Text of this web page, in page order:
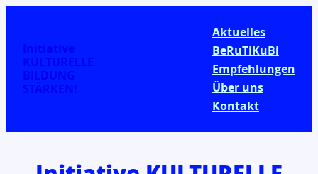
Initiative
KULTURELLE
BILDUNG
STÄRKEN!
Aktuelles
BeRuTiKuBi
Empfehlungen
Über uns
Kontakt